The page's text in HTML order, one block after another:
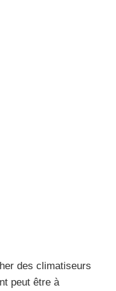
des climatiseurs
peut être à